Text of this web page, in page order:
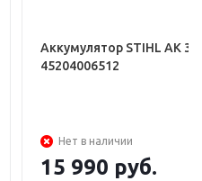
Аккумулятор STIHL АK 30
45204006512
Нет в наличии
15 990 руб.